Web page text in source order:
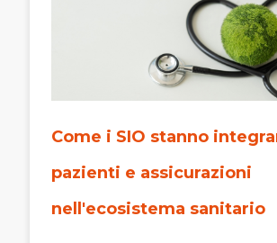
Come i SIO stanno
pazienti e assicurazioni
nell'ecosistema sanitario